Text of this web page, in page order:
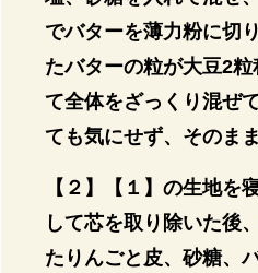
でバターを薄力粉に切
たバターの粒が大豆2
て全体をざっくり混ぜ
ても気にせず、そのま
【２】【１】の生地を
して芯を取り除いた後
たりんごと皮、砂糖、